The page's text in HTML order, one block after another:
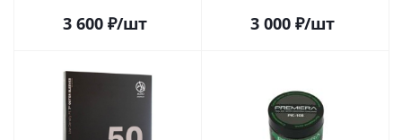
3 600₽/шт 3 000₽/шт